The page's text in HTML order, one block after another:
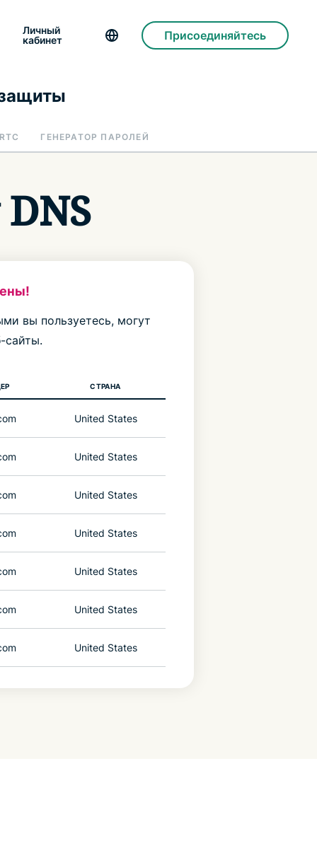
Личный
кабинет
Присоединяйтесь
ГЕНЕРАТОР ПАРОЛЕЙ
вы пользуетесь, могут
сайты.
СТРАНА
United States
United States
United States
United States
United States
United States
United States